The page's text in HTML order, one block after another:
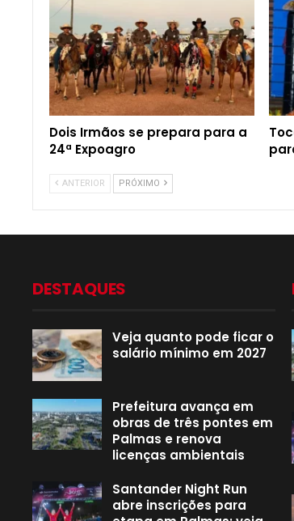
Dois Irmãos se prepara para a
24ª Expoagro
ANTERIOR PRÓXIMO
DESTAQUES
Veja quanto pode ficar o
salário mínimo em 2027
Prefeitura avança em
obras de três pontes em
Palmas e renova
licenças ambientais
Santander Night Run
abre inscrições para